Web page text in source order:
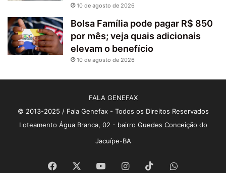
10 de agosto de 2026
Bolsa Família pode pagar R$ 850
por mês; veja quais adicionais
elevam o benefício
10 de agosto de 2026
FALA GENEFAX
© 2013-2025 / Fala Genefax - Todos os Direitos Reservados
Loteamento Água Branca, 02 - bairro Guedes Conceição do
Jacuípe-BA
Facebook YouTubeInstagram
TikTokWhatsApp